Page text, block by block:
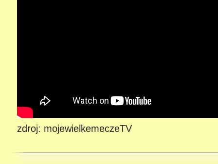
zdroj: mojewielkemeczeTV